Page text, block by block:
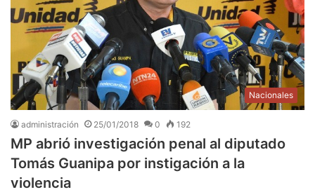
Nacionales
administración 25/01/2018 0 192
MP abrió investigación penal al diputado
Tomás Guanipa por instigación a la
violencia